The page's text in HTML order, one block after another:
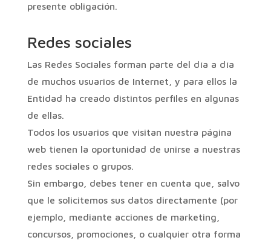
presente obligación.
Redes sociales
Las Redes Sociales forman parte del día a día
de muchos usuarios de Internet, y para ellos la
Entidad ha creado distintos perfiles en algunas
de ellas.
Todos los usuarios que visitan nuestra página
web tienen la oportunidad de unirse a nuestras
redes sociales o grupos.
Sin embargo, debes tener en cuenta que, salvo
que le solicitemos sus datos directamente (por
ejemplo, mediante acciones de marketing,
concursos, promociones, o cualquier otra forma